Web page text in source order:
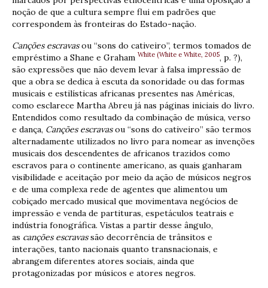
noção de que a cultura sempre flui em padrões que
correspondem às fronteiras do Estado-nação.
Canções escravasou “sons do cativeiro”, termos tomados de
empréstimo a Shane e Graham White (White e White, 2005, p. ?),
são expressões que não devem levar à falsa impressão de
que a obra se dedica à escuta da sonoridade ou das formas
musicais e estilísticas africanas presentes nas Américas,
como esclarece Martha Abreu já nas páginas iniciais do livro.
Entendidos como resultado da combinação de música, verso
e dança, Canções escravasou “sons do cativeiro” são termos
alternadamente utilizados no livro para nomear as invenções
musicais dos descendentes de africanos trazidos como
escravos para o continente americano, as quais ganharam
visibilidade e aceitação por meio da ação de músicos negros
e de uma complexa rede de agentes que alimentou um
cobiçado mercado musical que movimentava negócios de
impressão e venda de partituras, espetáculos teatrais e
indústria fonográfica. Vistas a partir desse ângulo,
as canções escravassão decorrência de trânsitos e
interações, tanto nacionais quanto transnacionais, e
abrangem diferentes atores sociais, ainda que
protagonizadas por músicos e atores negros.